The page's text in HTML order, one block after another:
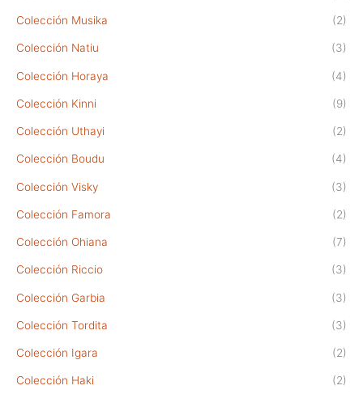
Colección Musika (2)
Colección Natiu (3)
Colección Horaya (4)
Colección Kinni (9)
Colección Uthayi (2)
Colección Boudu (4)
Colección Visky (3)
Colección Famora (2)
Colección Ohiana (7)
Colección Riccio (3)
Colección Garbia (3)
Colección Tordita (3)
Colección Igara (2)
Colección Haki (2)